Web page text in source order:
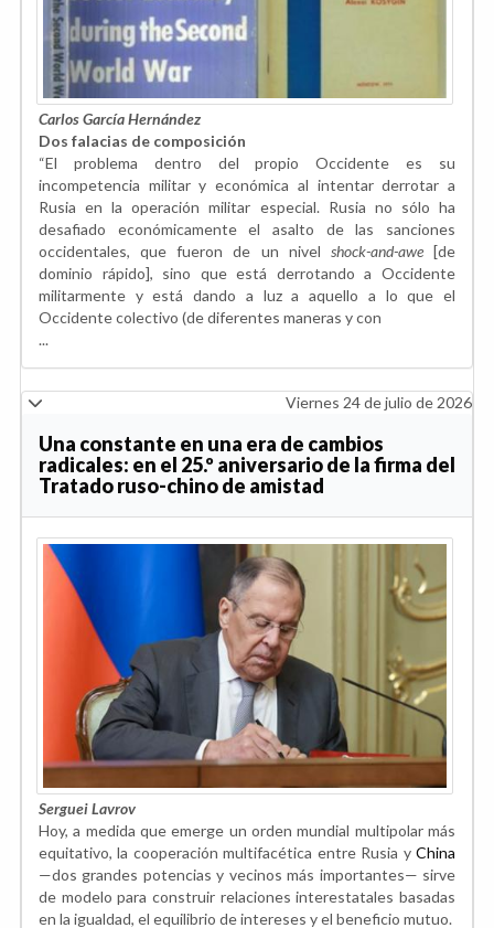
Carlos García Hernández
Dos falacias de composición
“El problema dentro del propio Occidente es su
incompetencia militar y económica al intentar derrotar a
Rusia en la operación militar especial. Rusia no sólo ha
desafiado económicamente el asalto de las sanciones
occidentales, que fueron de un nivel shock-and-awe[de
dominio rápido], sino que está derrotando a Occidente
militarmente y está dando a luz a aquello a lo que el
Occidente colectivo (de diferentes maneras y con
...
Viernes 24 de julio de 2026
Una constante en una era de cambios
radicales: en el 25.º aniversario de la firma del
Tratado ruso-chino de amistad
Serguei Lavrov
Hoy, a medida que emerge un orden mundial multipolar más
equitativo, la cooperación multifacética entre Rusia y China
—dos grandes potencias y vecinos más importantes— sirve
de modelo para construir relaciones interestatales basadas
en la igualdad, el equilibrio de intereses y el beneficio mutuo.